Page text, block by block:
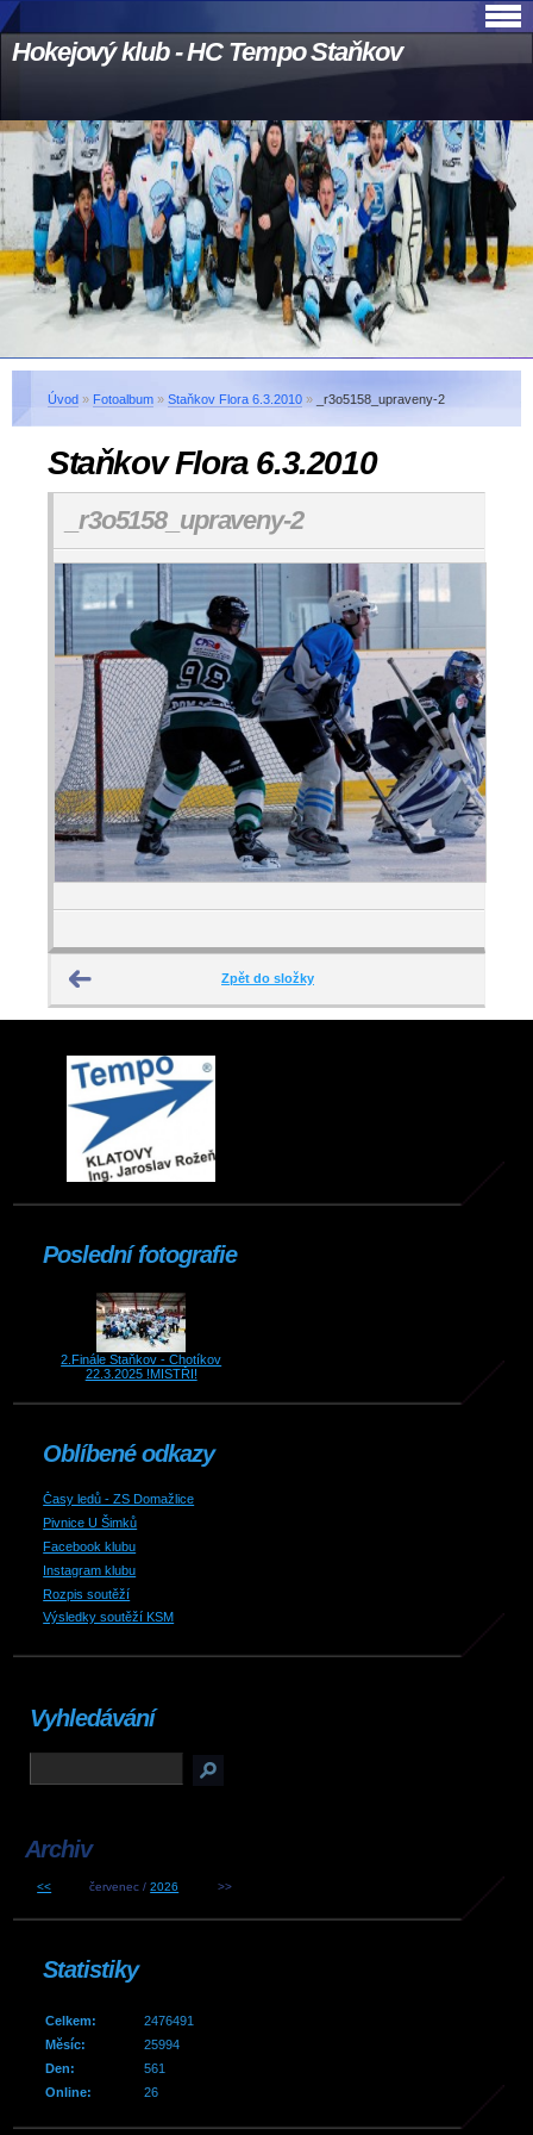
Hokejový klub - HC Tempo Staňkov
Úvod » Fotoalbum » Staňkov Flora 6.3.2010 » _r3o5158_upraveny-2
Staňkov Flora 6.3.2010
_r3o5158_upraveny-2
Zpět do složky
Poslední fotografie
2.Finále Staňkov - Chotíkov
22.3.2025 !MISTŘI!
Oblíbené odkazy
Časy ledů - ZS Domažlice
Pivnice U Šimků
Facebook klubu
Instagram klubu
Rozpis soutěží
Výsledky soutěží KSM
Vyhledávání
Archiv
<< červenec /2026 >>
Statistiky
Online: 26
Celkem:
2476491
Měsíc:
25994
Den:
561